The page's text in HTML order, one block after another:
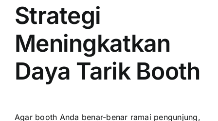
Strategi
Meningkatkan
Daya Tarik Booth
Agar booth Anda benar-benar ramai pengunjung,